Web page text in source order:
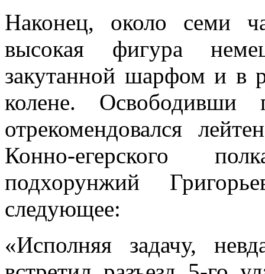
Наконец, около семи
высокая фигура
закутанной шарфом и в
колене.
отрекомендовался
Конно-егерского
подхорунжий
следующее:
«Исполняя задачу,